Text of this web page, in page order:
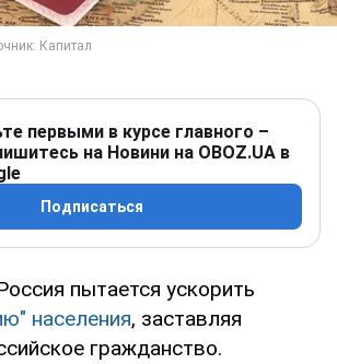
первыми в курсе главного –
на Новини на OBOZ.UA в
Подписаться
пытается ускорить
населения, заставляя
гражданство.